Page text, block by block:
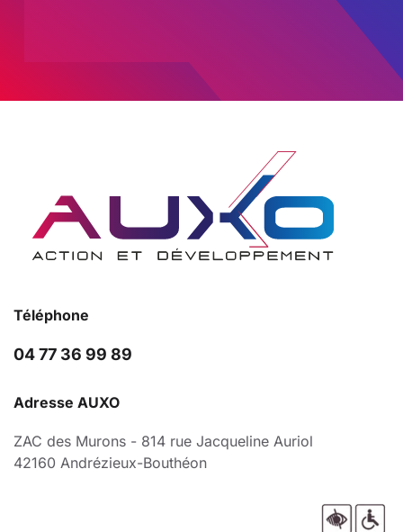
Téléphone
04 77 36 99 89
Adresse AUXO
ZAC des Murons - 814 rue Jacqueline Auriol
42160 Andrézieux-Bouthéon